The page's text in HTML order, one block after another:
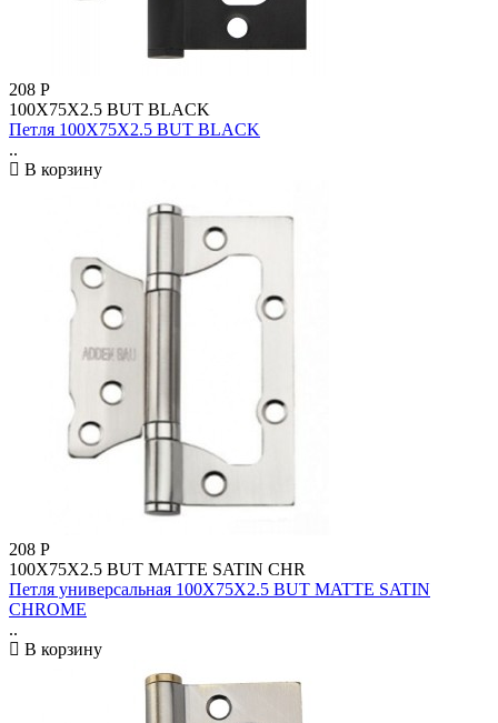
208 Р
100X75X2.5 BUT BLACK
Петля 100X75X2.5 BUT BLACK
..
В корзину
208 Р
100X75X2.5 BUT MATTE SATIN CHR
Петля универсальная 100X75X2.5 BUT MATTE SATIN
CHROME
..
В корзину